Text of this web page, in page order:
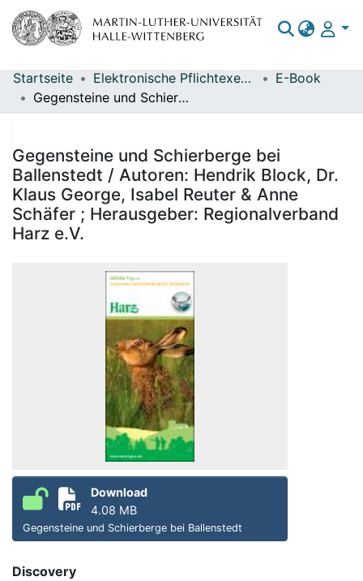
Bereiche & Sammlungen
Statistiken
Startseite Elektronische Pflichtexemplare
E-Book
Gegensteine und Schierberge bei Ballenstedt / Autoren: Hendrik Block, Dr. Klaus George, Isabel Reuter & Anne Schäfer ; Herausgeber: Regionalverband Harz e.V.
Gegensteine und Schierberge bei
Ballenstedt / Autoren: Hendrik Block, Dr.
Klaus George, Isabel Reuter & Anne
Schäfer ; Herausgeber: Regionalverband
Harz e.V.
Download
4.08 MB
Gegensteine und Schierberge bei Ballenstedt
Discovery